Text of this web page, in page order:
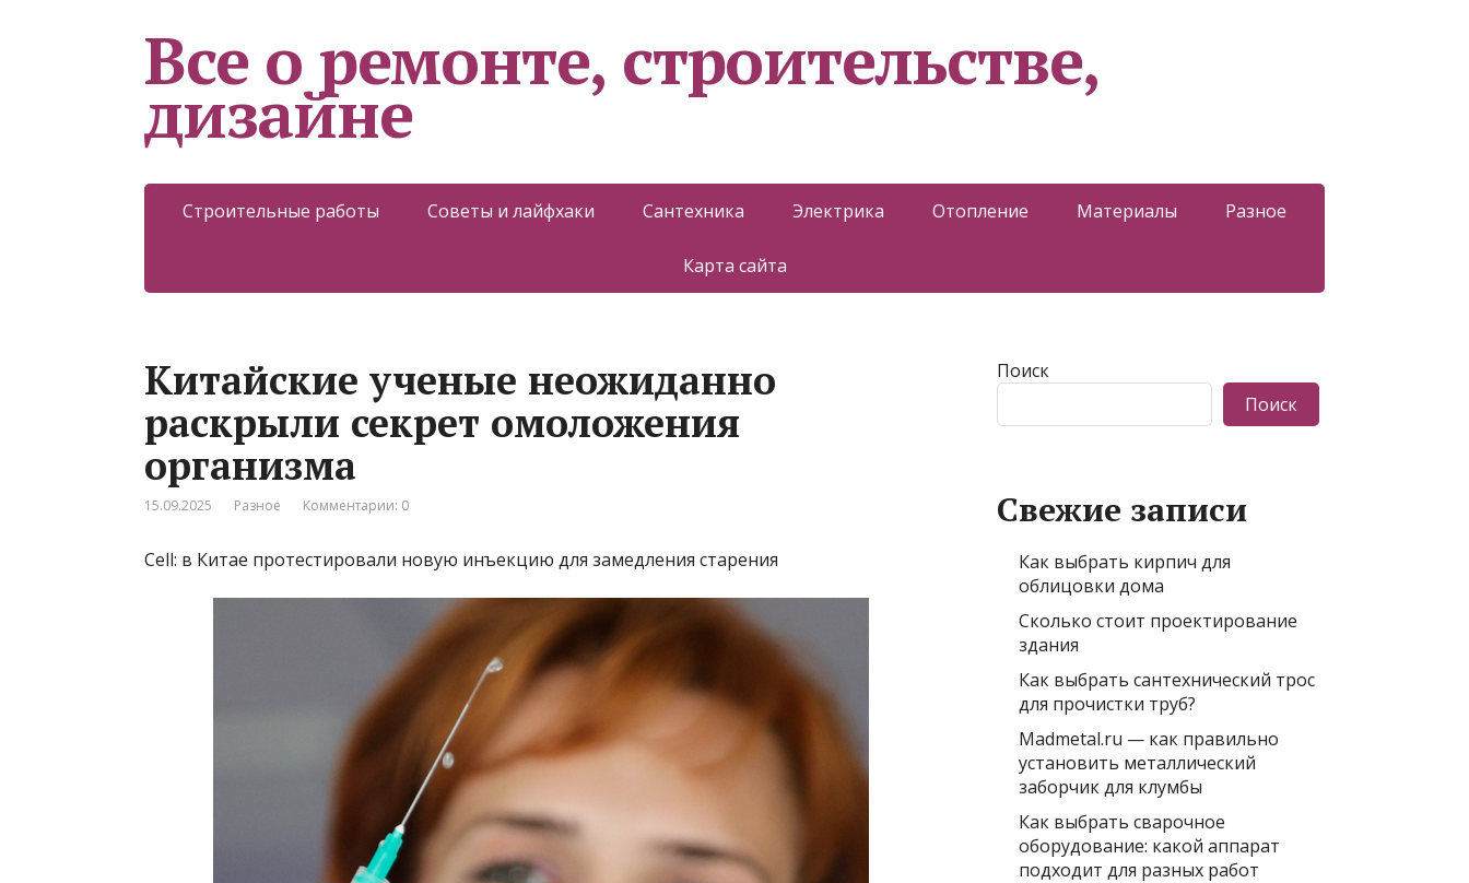
Все о ремонте, строительстве,
дизайне
Строительные работы Советы и лайфхаки Сантехника Электрика Отопление Материалы Разное
Карта сайта
Китайские ученые неожиданно
раскрыли секрет омоложения
организма
15.09.2025 Разное Комментарии: 0
Cell: в Китае протестировали новую инъекцию для замедления старения
Поиск
Поиск
Свежие записи
Как выбрать кирпич для
облицовки дома
Сколько стоит проектирование
здания
Как выбрать сантехнический трос
для прочистки труб?
Madmetal.ru — как правильно
установить металлический
заборчик для клумбы
Как выбрать сварочное
оборудование: какой аппарат
подходит для разных работ